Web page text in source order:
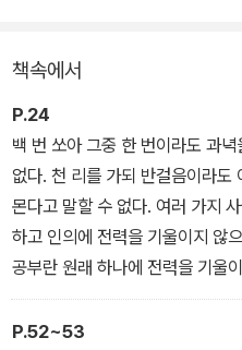
책속에서
P.24
백 번 쏘아 그중 한 번이라도 과
없다. 천 리를 가되 반걸음이라도
몬다고 말할 수 없다. 여러 가지
하고 인의에 전력을 기울이지 않
공부란 원래 하나에 전력을 기울
P.52~53